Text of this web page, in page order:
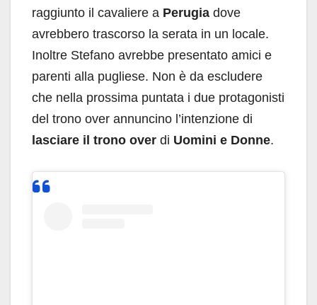
raggiunto il cavaliere a Perugia dove
avrebbero trascorso la serata in un locale.
Inoltre Stefano avrebbe presentato amici e
parenti alla pugliese. Non è da escludere
che nella prossima puntata i due protagonisti
del trono over annuncino l’intenzione di
lasciare il trono over di Uomini e Donne.